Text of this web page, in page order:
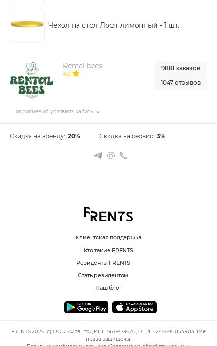
Чехол на стол Лофт лимонный - 1 шт.
Rental bees
4.9
Подробнее об условиях работы
9881 заказов
1047 отзывов
Скидка на аренду: 20% Скидка на сервис: 3%
Клиентская поддержка
Кто такие FRENTS
Резиденты FRENTS
Стать резидентом
Наш блог
FRENTS 2026 (c) ООО «Френтс», ИНН 6679179670, ОГРН 1246600054403. Все
права защищены.